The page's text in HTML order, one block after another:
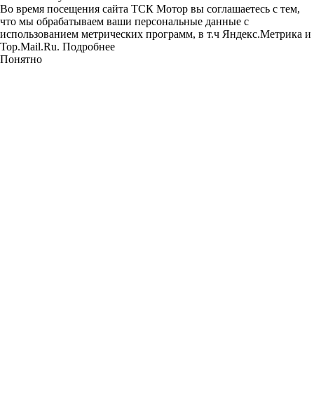
Во время посещения сайта ТСК Мотор вы соглашаетесь с тем,
что мы обрабатываем ваши персональные данные с
использованием метрических программ, в т.ч Яндекс.Метрика и
Top.Mail.Ru. Подробнее
Понятно